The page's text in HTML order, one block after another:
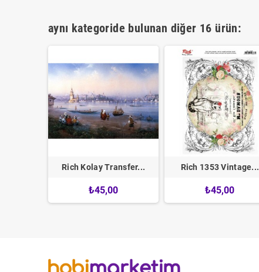
aynı kategoride bulunan diğer 16 ürün:
Rich Kolay Transfer...
₺45,00
Rich 1353 Vintage...
₺45,00